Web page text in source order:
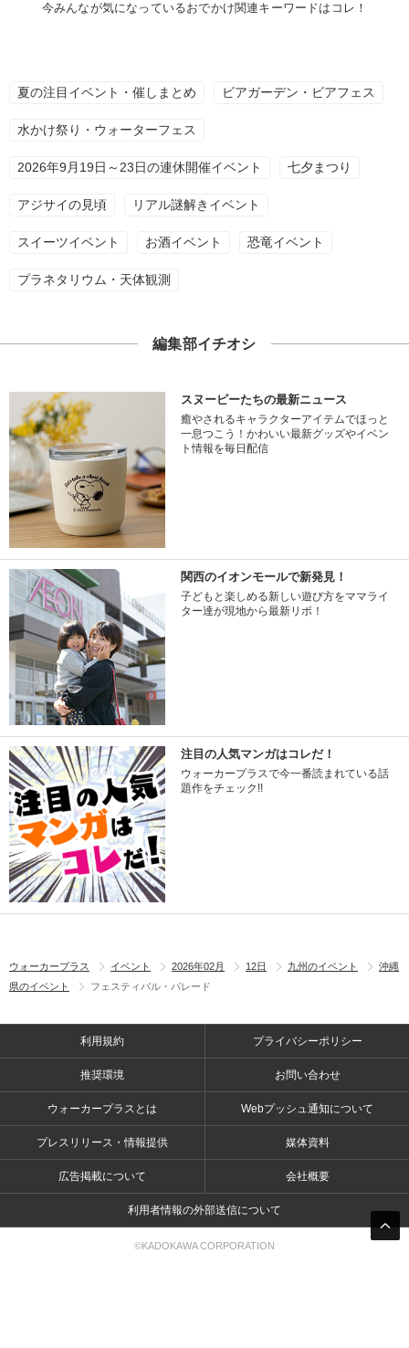
今みんなが気になっているおでかけ関連キーワードはコレ！
夏の注目イベント・催しまとめ ビアガーデン・ビアフェス
水かけ祭り・ウォーターフェス
2026年9月19日～23日の連休開催イベント 七夕まつり
アジサイの見頃 リアル謎解きイベント
スイーツイベント お酒イベント 恐竜イベント
プラネタリウム・天体観測
編集部イチオシ
スヌーピーたちの最新ニュース
癒やされるキャラクターアイテムでほっと
一息つこう！かわいい最新グッズやイベン
ト情報を毎日配信
関西のイオンモールで新発見！
子どもと楽しめる新しい遊び方をママライ
ター達が現地から最新リポ！
注目の人気マンガはコレだ！
ウォーカープラスで今一番読まれている話
題作をチェック!!
ウォーカープラス イベント 2026年02月 12日 九州のイベント
沖縄
県のイベント
フェスティバル・パレード
利用規約 プライバシーポリシー
推奨環境 お問い合わせ
ウォーカープラスとは Webプッシュ通知について
プレスリリース・情報提供 媒体資料
広告掲載について 会社概要
利用者情報の外部送信について
©KADOKAWA CORPORATION